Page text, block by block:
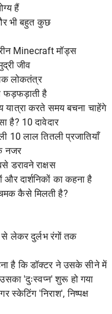
हैं
भी बहुत कुछ
Minecraft मॉड्स
जीव
लोकतंत्र
फड़फड़ाती है
करते समय बचना चाहेंगे
है? 10 दावेदार
10 लाल तितली प्रजातियाँ
नजर
डरावने राक्षस
दार्शनिकों का कहना है
कैसे मिलती है?
से लेकर दुर्लभ रंगों तक
है कि डॉक्टर ने उसके सीने में
'दुःस्वप्न' शुरू हो गया
स्केटिंग 'निराश', निष्पक्ष